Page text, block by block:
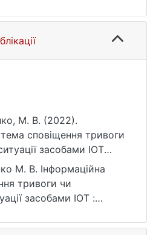
М. В. (2022).
сповіщення тривоги
засобами IOT
Київський
імені Тараса
handle/123456789/37
М. В. Інформаційна
тривоги чи
засобами IOT :
та електронні